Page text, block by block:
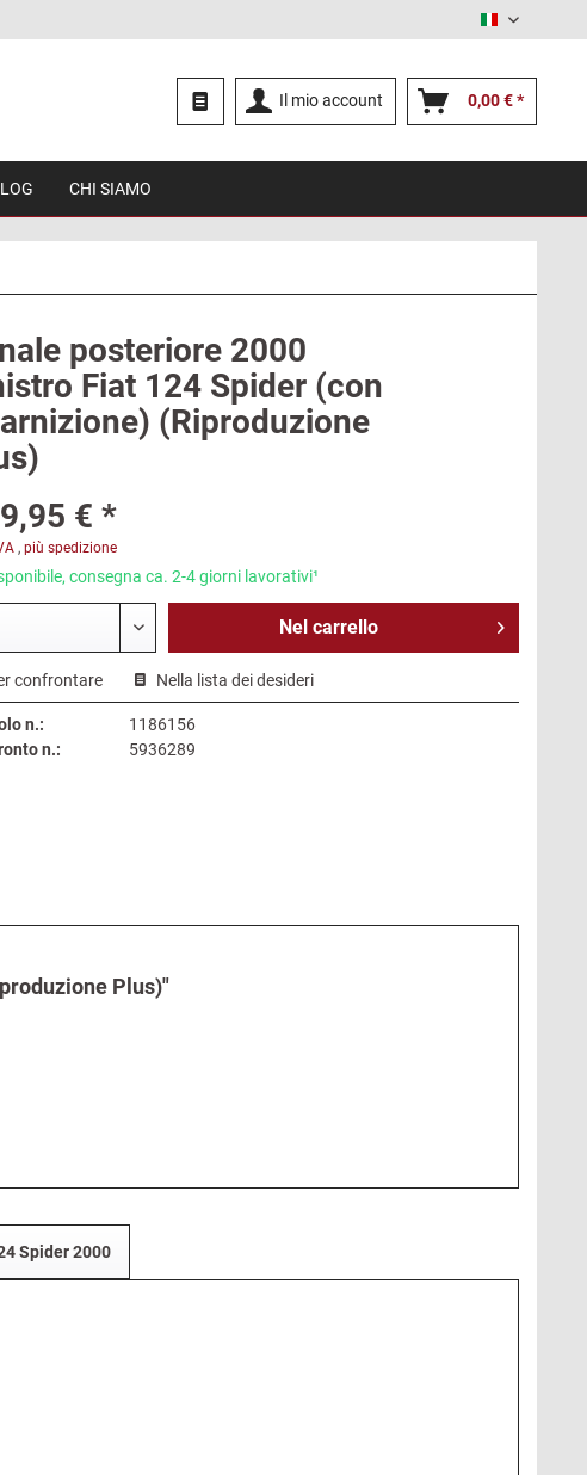
Italiano
Il mio account 0,00 € *
CHI SIAMO
posteriore 2000
Fiat 124 Spider (con
(Riproduzione
€ *
, più spedizione
consegna ca. 2-4 giorni lavorativi¹
Nel carrello
confrontare Nella lista dei desideri
n.:
1186156
n.:
5936289
Plus)"
Spider 2000